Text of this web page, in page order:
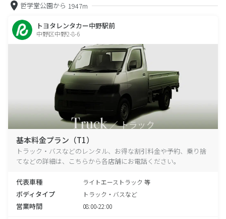
哲学堂公園から 1947m
トヨタレンタカー中野駅前
中野区中野2-8-6
基本料金プラン（T1）
トラック・バスなどのレンタル、お得な割引料金や予約、乗り捨
てなどの詳細は、こちらから各店舗にお電話ください。
代表車種 ライトエーストラック 等
ボディタイプ トラック・バスなど
営業時間 08:00-22:00